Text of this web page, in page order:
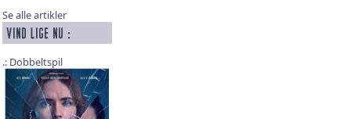
Se alle artikler
Dobbeltspil